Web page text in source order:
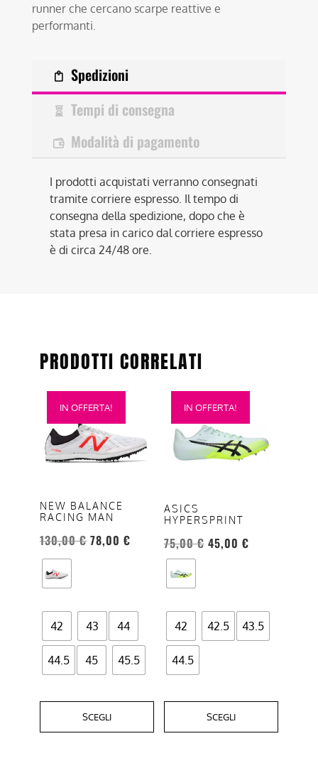
runner che cercano scarpe reattive e
performanti.
Spedizioni
Tempi di consegna
Modalità di pagamento
I prodotti acquistati verranno consegnati
tramite corriere espresso. Il tempo di
consegna della spedizione, dopo che è
stata presa in carico dal corriere espresso
è di circa 24/48 ore.
PRODOTTI CORRELATI
IN OFFERTA!
NEW BALANCE
RACING MAN
130,00€ 78,00 €
42 43 44
44.5 45 45.5
SCEGLI
Questo
prodotto
ha
più
varianti.
opzioni
possono
essere
scelte
nella
del
prodotto
IN OFFERTA!
ASICS
HYPERSPRINT
75,00€ 45,00 €
42 42.5 43.5
44.5
SCEGLI
Questo
prodotto
ha
più
opzioni
possono
essere
scelte
nella
del
prodotto